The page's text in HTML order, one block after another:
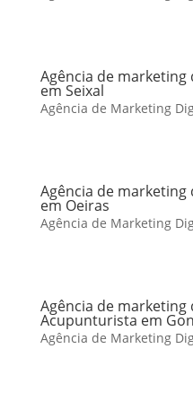
Agência de
em Seixal
Agência de Marketing
Agência de
em Oeiras
Agência de Marketing
Agência de marketing
Acupunturista em
Agência de Marketing